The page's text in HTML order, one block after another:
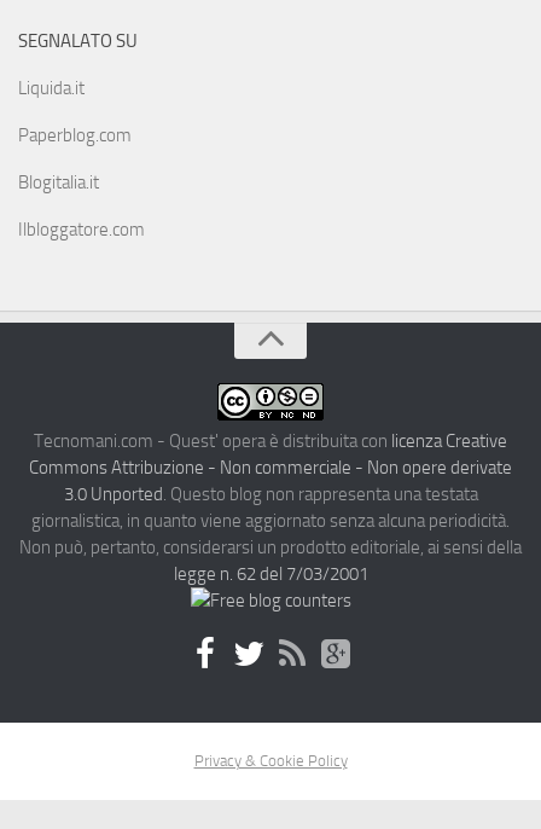
SEGNALATO SU
Liquida.it
Paperblog.com
Blogitalia.it
Ilbloggatore.com
Tecnomani.com - Quest' opera è distribuita con licenza Creative
Commons Attribuzione - Non commerciale - Non opere derivate
3.0 Unported. Questo blog non rappresenta una testata
giornalistica, in quanto viene aggiornato senza alcuna periodicità.
Non può, pertanto, considerarsi un prodotto editoriale, ai sensi della
legge n. 62 del 7/03/2001
Privacy & Cookie Policy